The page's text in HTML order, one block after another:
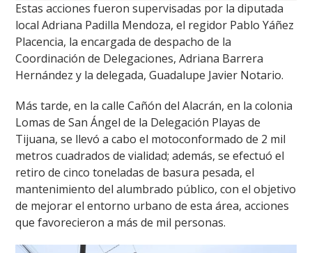
Estas acciones fueron supervisadas por la diputada
local Adriana Padilla Mendoza, el regidor Pablo Yáñez
Placencia, la encargada de despacho de la
Coordinación de Delegaciones, Adriana Barrera
Hernández y la delegada, Guadalupe Javier Notario.
Más tarde, en la calle Cañón del Alacrán, en la colonia
Lomas de San Ángel de la Delegación Playas de
Tijuana, se llevó a cabo el motoconformado de 2 mil
metros cuadrados de vialidad; además, se efectuó el
retiro de cinco toneladas de basura pesada, el
mantenimiento del alumbrado público, con el objetivo
de mejorar el entorno urbano de esta área, acciones
que favorecieron a más de mil personas.